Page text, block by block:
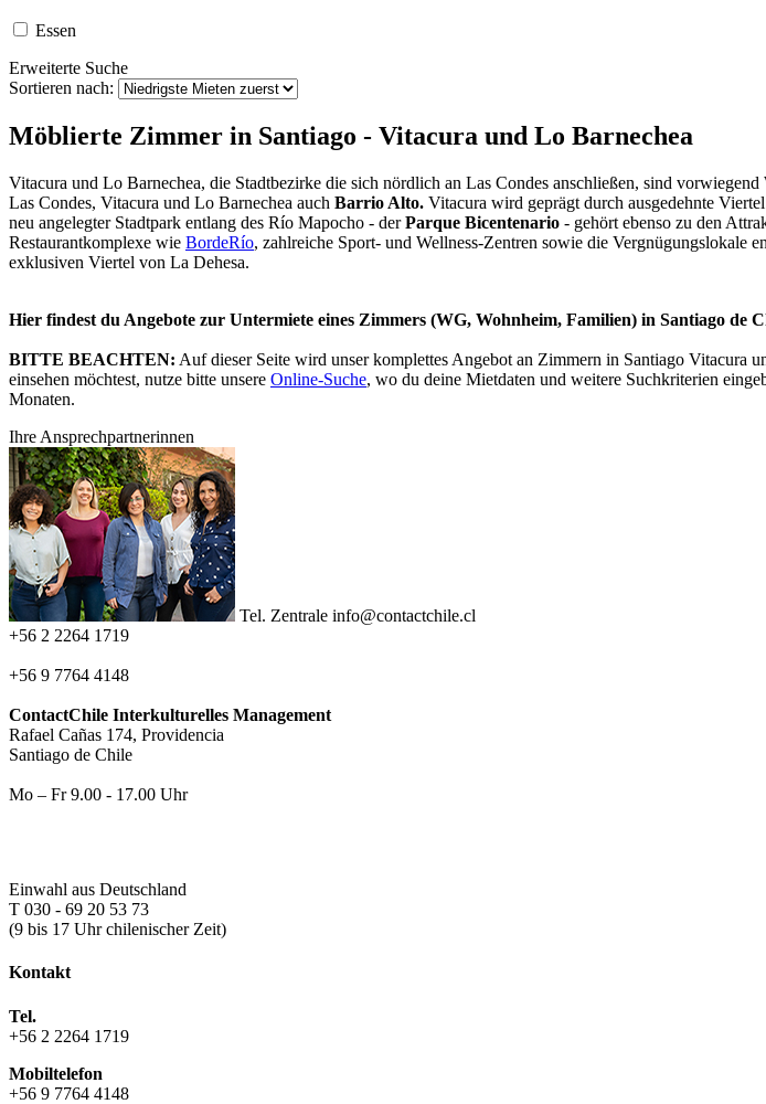
Essen
Erweiterte Suche
Sortieren nach:
Möblierte Zimmer in Santiago - Vitacura und Lo Barnechea
Vitacura und Lo Barnechea, die Stadtbezirke die sich nördlich an Las Condes anschließen, sind
Las Condes, Vitacura und Lo Barnechea auch Barrio Alto. Vitacura wird geprägt durch ausgedehnte
neu angelegter Stadtpark entlang des Río Mapocho - derParque Bicentenario - gehört ebenso zu den
Restaurantkomplexe wie BordeRío, zahlreiche Sport- und Wellness-Zentren sowie die Vergnügungslokale
exklusiven Viertel von La Dehesa.
Hier findest du Angebote zur Untermiete eines Zimmers (WG, Wohnheim, Familien) in Santiago de
BITTE BEACHTEN: Auf dieser Seite wird unser komplettes Angebot an Zimmern in Santiago Vitacura
einsehen möchtest, nutze bitte unsere Online-Suche, wo du deine Mietdaten und weitere Suchkriterien
Monaten.
Ihre Ansprechpartnerinnen
Tel. Zentrale info@contactchile.cl
+56 2 2264 1719
+56 9 7764 4148
ContactChile Interkulturelles Management
Rafael Cañas 174, Providencia
Santiago de Chile
Mo – Fr 9.00 - 17.00 Uhr
Einwahl aus Deutschland
T 030 - 69 20 53 73
(9 bis 17 Uhr chilenischer Zeit)
Kontakt
Tel.
+56 2 2264 1719
Mobiltelefon
+56 9 7764 4148